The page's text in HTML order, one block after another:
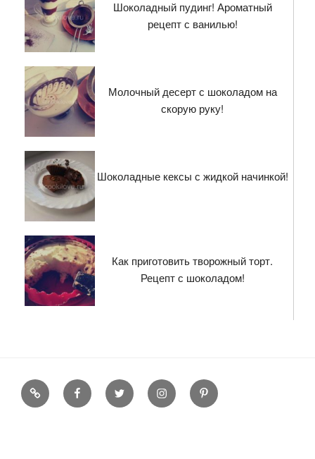
Шоколадный пудинг! Ароматный
рецепт с ванилью!
Молочный десерт с шоколадом на
скорую руку!
Шоколадные кексы с жидкой начинкой!
Как приготовить творожный торт.
Рецепт с шоколадом!
FlipboardFacebookTwitter InstagramPinterest